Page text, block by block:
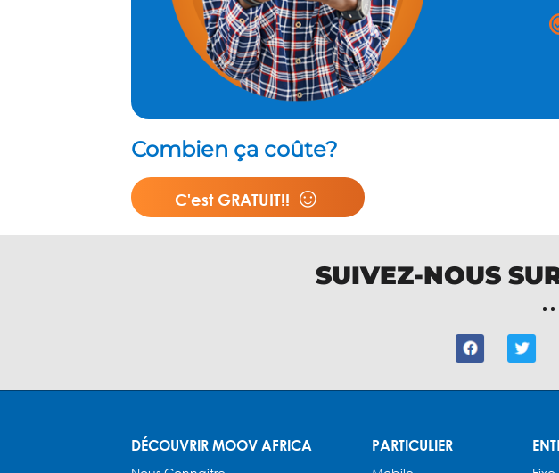
Combien ça coûte?
C'est GRATUIT!! ☺
SUIVEZ-NOUS
DÉCOUVRIR MOOV AFRICA
PARTICULIER